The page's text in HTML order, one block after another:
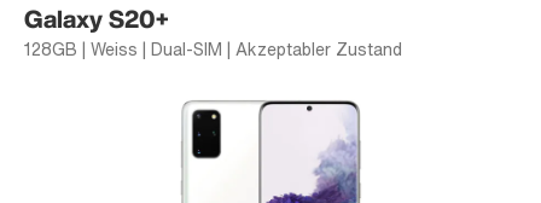
Galaxy S20+
128GB | Weiss | Dual-SIM | Akzeptabler Zustand